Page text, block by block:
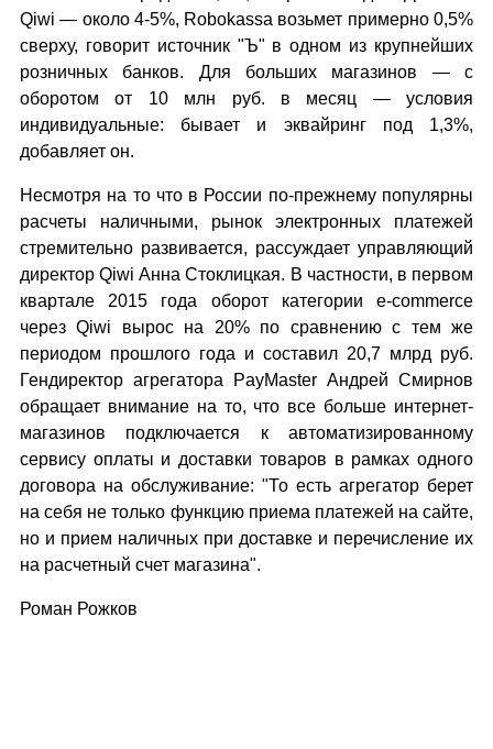
Qiwi — около 4-5%, Robokassa возьмет примерно 0,5%
сверху, говорит источник "Ъ" в одном из крупнейших
розничных банков. Для больших магазинов — с
оборотом от 10 млн руб. в месяц — условия
индивидуальные: бывает и эквайринг под 1,3%,
добавляет он.
Несмотря на то что в России по-прежнему популярны
расчеты наличными, рынок электронных платежей
стремительно развивается, рассуждает управляющий
директор Qiwi Анна Стоклицкая. В частности, в первом
квартале 2015 года оборот категории e-commerce
через Qiwi вырос на 20% по сравнению с тем же
периодом прошлого года и составил 20,7 млрд руб.
Гендиректор агрегатора PayMaster Андрей Смирнов
обращает внимание на то, что все больше интернет-
магазинов подключается к автоматизированному
сервису оплаты и доставки товаров в рамках одного
договора на обслуживание: "То есть агрегатор берет
на себя не только функцию приема платежей на сайте,
но и прием наличных при доставке и перечисление их
на расчетный счет магазина".
Роман Рожков